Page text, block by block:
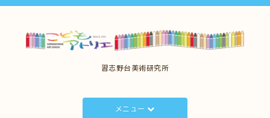
習志野台美術研究所
メニュー